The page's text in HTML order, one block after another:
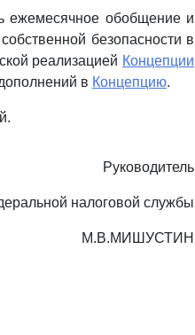
ежемесячное обобщение и
безопасности в
реализацией Концепции
в Концепцию.
Руководитель
налоговой службы
М.В.МИШУСТИН